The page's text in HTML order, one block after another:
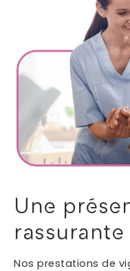
Une
rassurante
Nos prestations de
Aide ménagère
Garde d'enfants
Jardinage
Petits travaux de
Autres services
Informations